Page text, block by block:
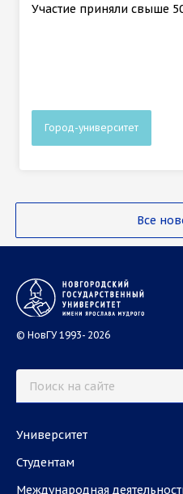
Все
Участие приняли свыше
Город-университет
© НовГУ 1993- 2026
Университет
Студентам
Международная